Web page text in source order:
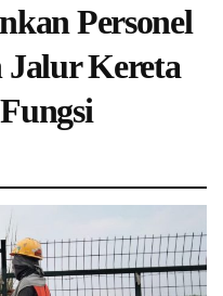
Personel
Kereta